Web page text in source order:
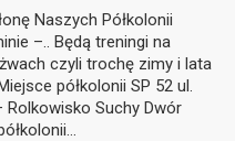
Naszych Półkolonii
–.. Będą treningi na
czyli trochę zimy i lata
półkolonii SP 52 ul.
Rolkowisko Suchy Dwór